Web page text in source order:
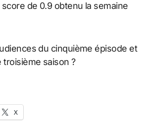
score de 0.9 obtenu la semaine
du cinquième épisode et
saison ?
X